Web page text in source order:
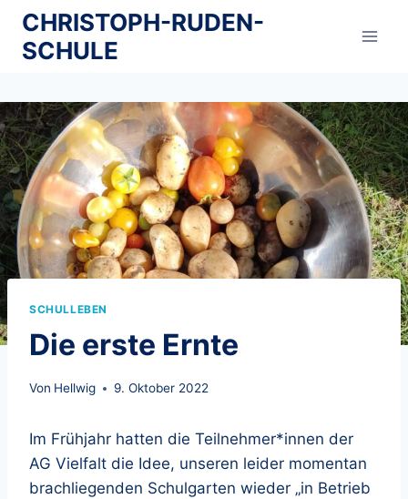
Zum
Inhalt
springen
CHRISTOPH-RUDEN-
SCHULE
SCHULLEBEN
Die erste Ernte
Von Hellwig 9. Oktober 2022
Im Frühjahr hatten die Teilnehmer*innen der
AG Vielfalt die Idee, unseren leider momentan
brachliegenden Schulgarten wieder „in Betrieb